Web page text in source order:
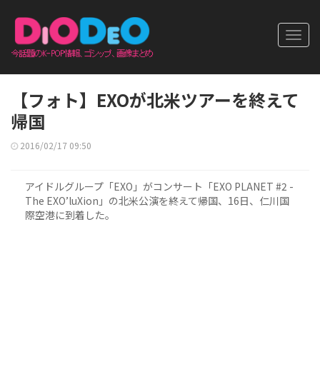
【フォト】EXOが北米ツアーを終えて
帰国
2016/02/17 09:50
アイドルグループ「EXO」がコンサート「EXO PLANET #2 -
The EXO’luXion」の北米公演を終えて帰国、16日、仁川国
際空港に到着した。